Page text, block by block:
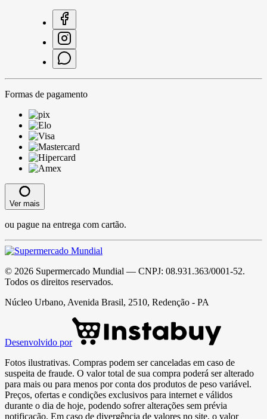
Formas de pagamento
Ver mais
ou pague na entrega com cartão.
© 2026 Supermercado Mundial — CNPJ: 08.931.363/0001-52.
Todos os direitos reservados.
Núcleo Urbano, Avenida Brasil, 2510, Redenção - PA
Desenvolvido por
Fotos ilustrativas. Compras podem ser canceladas em caso de
suspeita de fraude. O valor total de sua compra poderá ser alterado
para mais ou para menos por conta dos produtos de peso variável.
Preços, ofertas e condições exclusivos para internet e válidos
durante o dia de hoje, podendo sofrer alterações sem prévia
notificação. Em caso de divergência de valores no site, o valor